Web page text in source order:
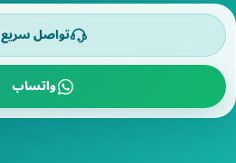
تواصل سريع
واتساب